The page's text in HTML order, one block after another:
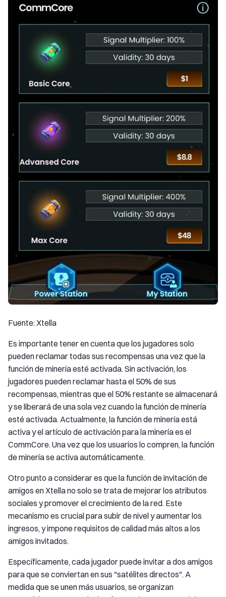
Fuente: Xtella
Es importante tener en cuenta que los jugadores solo
pueden reclamar todas sus recompensas una vez que la
función de minería esté activada. Sin activación, los
jugadores pueden reclamar hasta el 50% de sus
recompensas, mientras que el 50% restante se almacenará
y se liberará de una sola vez cuando la función de minería
esté activada. Actualmente, la función de minería está
activa y el artículo de activación para la minería es el
CommCore. Una vez que los usuarios lo compren, la función
de minería se activa automáticamente.
Otro punto a considerar es que la función de invitación de
amigos en Xtella no solo se trata de mejorar los atributos
sociales y promover el crecimiento de la red. Este
mecanismo es crucial para subir de nivel y aumentar los
ingresos, y impone requisitos de calidad más altos a los
amigos invitados.
Específicamente, cada jugador puede invitar a dos amigos
para que se conviertan en sus "satélites directos". A
medida que se unen más usuarios, se organizan